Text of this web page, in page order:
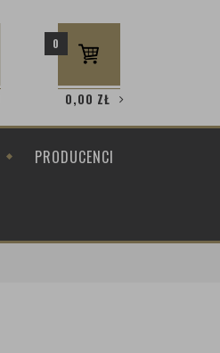
0
0,00 ZŁ
PRODUCENCI